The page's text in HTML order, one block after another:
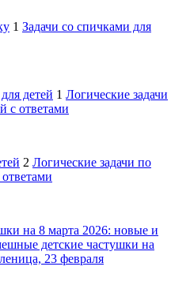
1 Задачи со спичками для
детей 1 Логические задачи
с ответами
2 Логические задачи по
на 8 марта 2026: новые и
детские частушки на
23 февраля